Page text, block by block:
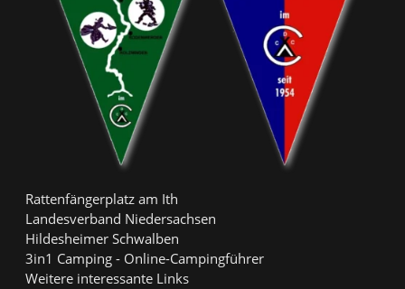
Rattenfängerplatz am Ith
Landesverband Niedersachsen
Hildesheimer Schwalben
3in1 Camping - Online-Campingführer
Weitere interessante Links